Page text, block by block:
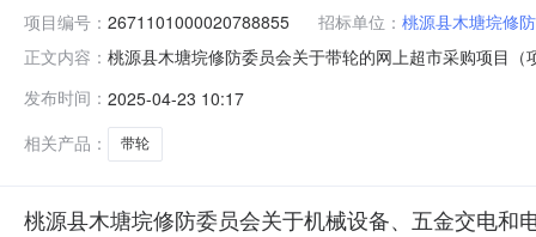
项目编号： 2671101000020788855 招标单位： 桃源县木塘垸修
正文内容： 桃源县木塘垸修防委员会关于带轮的网上超市采购项目
常德市桃源县报价起止时间:-二、采购单位信息采购单位
发布时间： 2025-04-23 10:17
相关产品：
带轮
桃源县木塘垸修防委员会关于机械设备、五金交电和